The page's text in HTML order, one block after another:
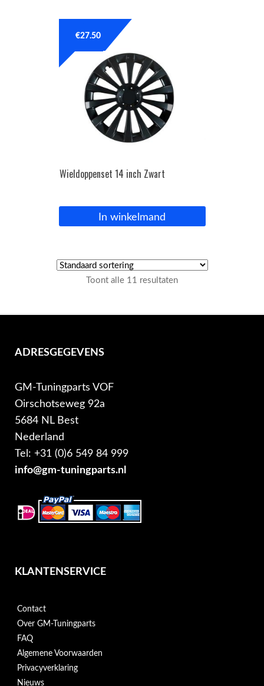
Wieldoppenset 14 inch Zwart
€27.50
In winkelmand
Toont alle 11 resultaten
ADRESGEGEVENS
GM-Tuningparts VOF
Oirschotseweg 92a
5684 NL Best
Nederland
Tel: +31 (0)6 549 84 999
info@gm-tuningparts.nl
KLANTENSERVICE
Contact
Over GM-Tuningparts
FAQ
Algemene Voorwaarden
Privacyverklaring
Nieuws